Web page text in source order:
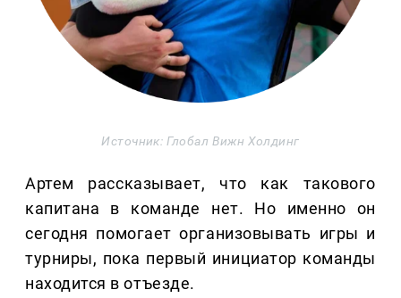
Источник: Глобал Вижн Холдинг
Артем рассказывает, что как такового
капитана в команде нет. Но именно он
сегодня помогает организовывать игры и
турниры, пока первый инициатор команды
находится в отъезде.